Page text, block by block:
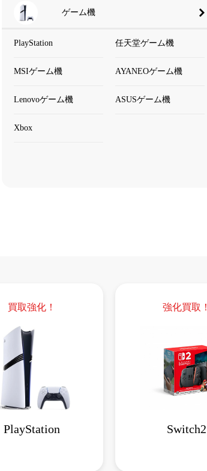
ゲーム機
PlayStation 任天堂ゲーム機
MSIゲーム機 AYANEOゲーム機
Lenovoゲーム機 ASUSゲーム機
Xbox
買取強化！
PlayStation
強化買取！
Switch2